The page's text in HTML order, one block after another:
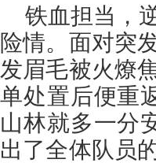
铁血担当，
险情。面对突
发眉毛被火燎
单处置后便重
山林就多一分
出了全体队员